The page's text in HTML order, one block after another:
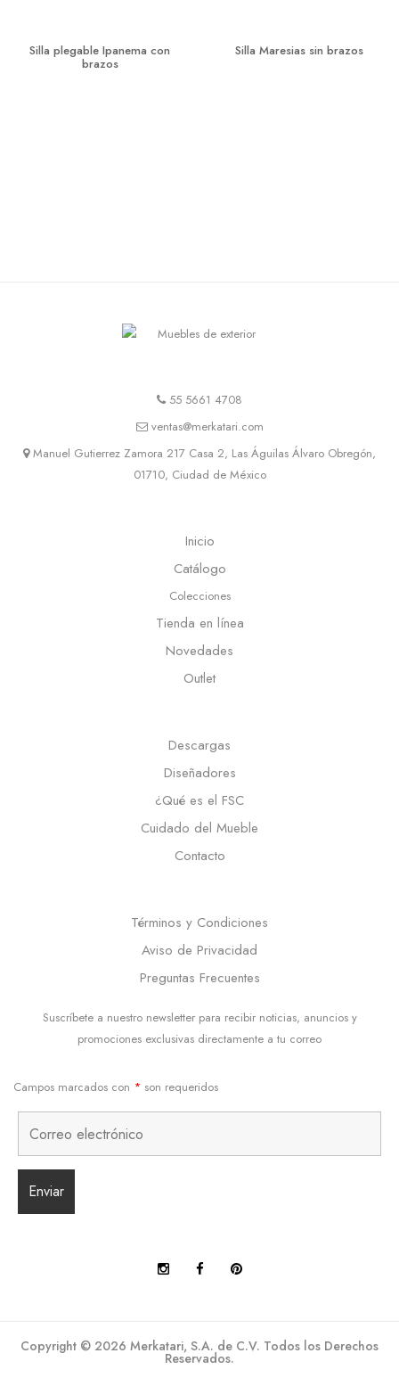
Silla plegable Ipanema con
brazos
Silla Maresias sin brazos
55 5661 4708
ventas@merkatari.com
Manuel Gutierrez Zamora 217 Casa 2, Las Águilas Álvaro Obregón,
01710, Ciudad de México
Inicio
Catálogo
Colecciones
Tienda en línea
Novedades
Outlet
Descargas
Diseñadores
¿Qué es el FSC
Cuidado del Mueble
Contacto
Términos y Condiciones
Aviso de Privacidad
Preguntas Frecuentes
Suscríbete a nuestro newsletter para recibir noticias, anuncios y
promociones exclusivas directamente a tu correo
Campos marcados con * son requeridos
Copyright © 2026 Merkatari, S.A. de C.V. Todos los Derechos
Reservados.